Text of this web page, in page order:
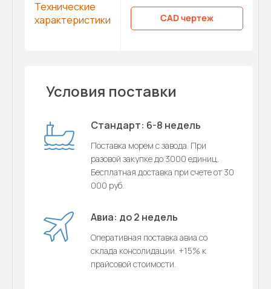
Технические
характеристики
CAD чертеж
Условия поставки
Стандарт: 6-8 недель
Поставка морем с завода. При
разовой закупке до 3000 единиц.
Бесплатная доставка при счете от 30
000 руб.
Авиа: до 2 недель
Оперативная поставка авиа со
склада консолидации. +15% к
прайсовой стоимости.